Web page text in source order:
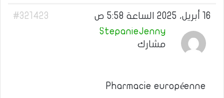
16 أبريل، 2025 الساعة 5:58 ص
#321423
StepanieJenny
مشارك
Pharmacie européenne